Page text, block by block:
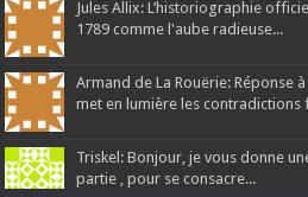
Jules Allix: L’historiographie
1789 comme l'aube radieuse...
Armand de La Rouërie: Réponse
met en lumière les contradictions
Triskel: Bonjour, je vous donne
partie , pour se consacre...